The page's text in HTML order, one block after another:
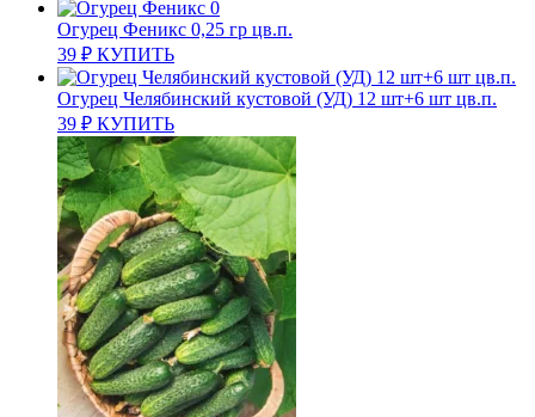
Огурец Феникс 0,25 гр цв.п.
39 ₽ КУПИТЬ
Огурец Челябинский кустовой (УД) 12 шт+6 шт цв.п.
39 ₽ КУПИТЬ